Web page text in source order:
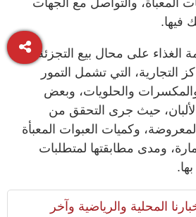
فيها.
على محال بيع التجزئة
التجارية، التي تشمل التمور
والمكسرات والحلويات، وبعض
حيث جرى التحقق من
وكميات العبوات المعبأة
ومدى مطابقتها لمتطلبات
المحلية والرياضية وآخر